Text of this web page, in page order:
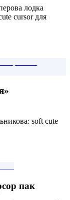
лодка
cursor для
soft cute
пак